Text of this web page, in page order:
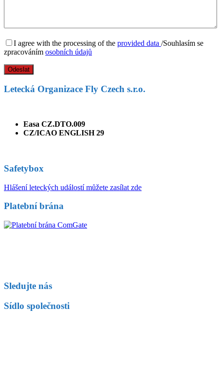
I agree with the processing of the provided data /Souhlasím se
zpracováním osobních údajů
Letecká Organizace Fly Czech s.r.o.
Easa CZ.DTO.009
CZ/ICAO ENGLISH 29
Safetybox
Hlášení leteckých událostí můžete zasílat zde
Platební brána
Sledujte nás
Sídlo společnosti